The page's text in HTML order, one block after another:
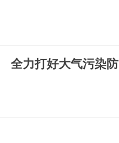
力打好大气污染防